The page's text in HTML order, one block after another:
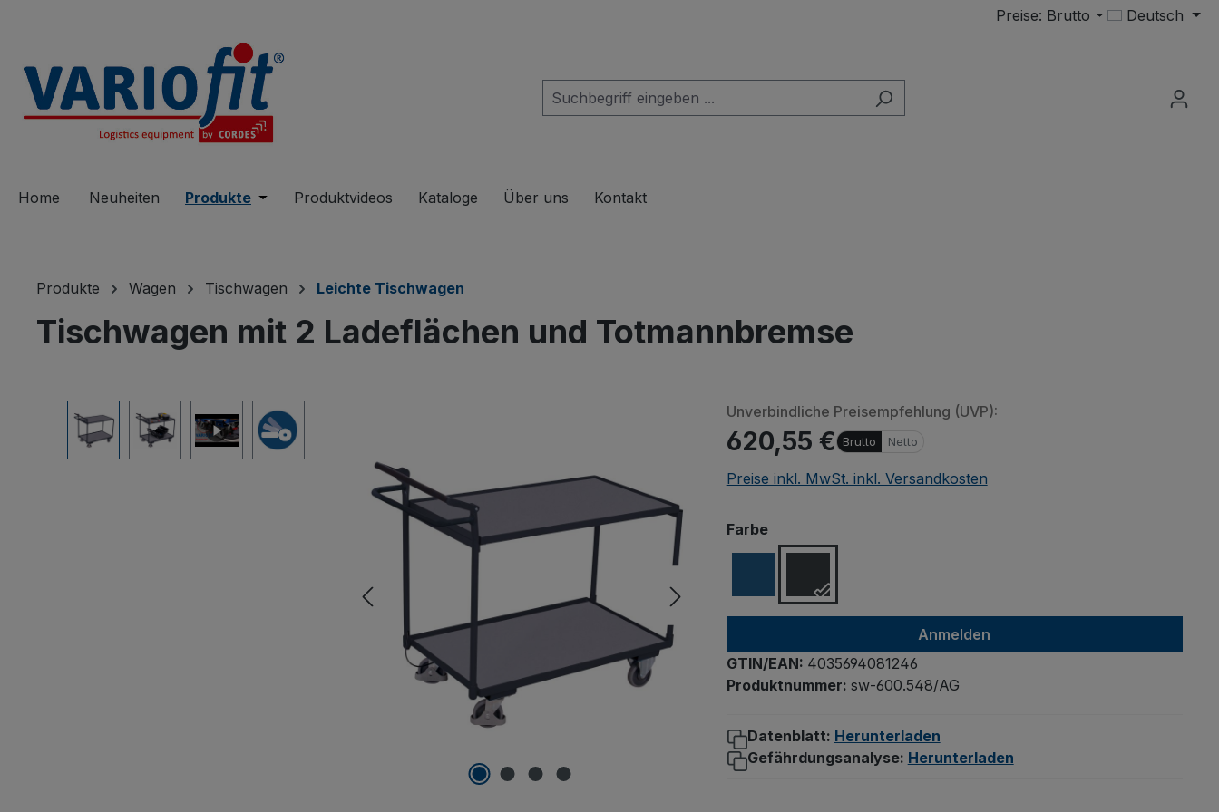
Preise: Brutto Deutsch
Home Neuheiten Produkte Öffne oder Schließe das Dropdown der Kategorie Produkte
Produktvideos Kataloge Über uns Kontakt
Produkte Wagen Tischwagen Leichte Tischwagen
Tischwagen mit 2 Ladeflächen und Totmannbremse
Bildergalerie überspringen Unverbindliche Preisempfehlung (UVP):
620,55 € Brutto Netto
Preise inkl. MwSt. inkl. Versandkosten
Farbeauswählen
Anmelden
GTIN/EAN: 4035694081246
Produktnummer: sw-600.548/AG
Datenblatt: Herunterladen
Gefährdungsanalyse: Herunterladen